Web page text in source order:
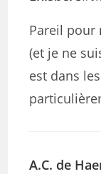
Pareil pour
(et je ne
est dans
A.C. de